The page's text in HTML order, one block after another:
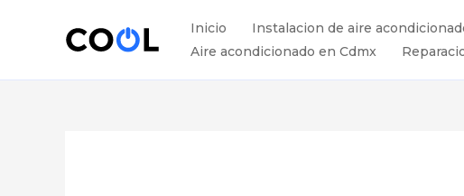
Inicio Instalacion de aire
Aire acondicionado en Cdmx